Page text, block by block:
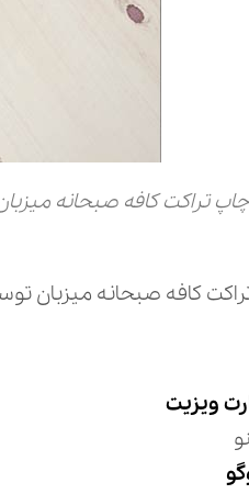
تراکت کافه صبحانه
کافه صبحانه میزبان
ویزیت